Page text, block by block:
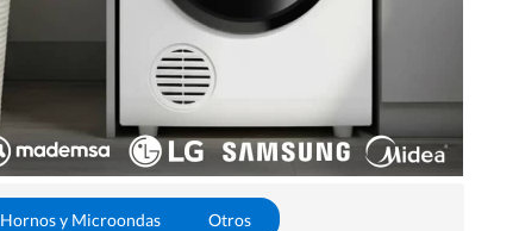
Hornos y Microondas Otros